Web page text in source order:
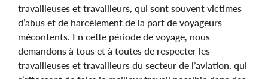
travailleuses et travailleurs, qui sont souvent victimes
d’abus et de harcèlement de la part de voyageurs
mécontents. En cette période de voyage, nous
demandons à tous et à toutes de respecter les
travailleuses et travailleurs du secteur de l’aviation, qui